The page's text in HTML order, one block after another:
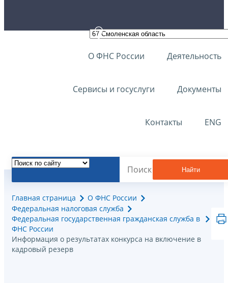
О ФНС России Деятельность
Сервисы и госуслуги Документы
Контакты ENG
Найти
Главная страница
О ФНС России
Федеральная налоговая служба
Федеральная государственная гражданская служба в
ФНС России
Информация о результатах конкурса на включение в
кадровый резерв